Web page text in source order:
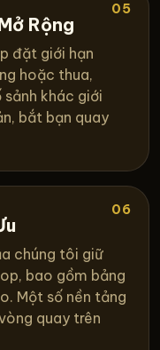
05
Rộng
đặt giới hạn
hoặc thua,
khác giới
bắt bạn quay
06
chúng tôi giữ
bao gồm bảng
Một số nền tảng
quay trên